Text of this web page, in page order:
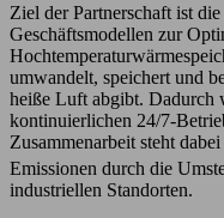
Ziel der Partnerschaft ist
Geschäftsmodellen zur
umwandelt, speichert und
heiße Luft abgibt. Dadurch
kontinuierlichen 24/7-
Zusammenarbeit steht
Emissionen durch die
industriellen Standorten.